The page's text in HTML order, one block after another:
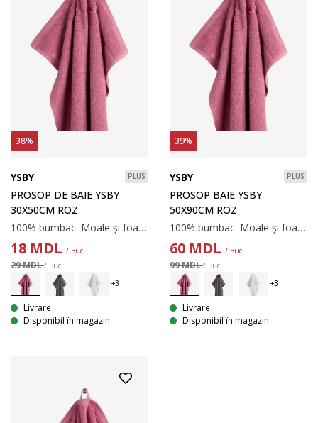
38%
YSBY PLUS
PROSOP DE BAIE YSBY
30X50CM ROZ
100% bumbac. Moale și foarte absorbant. 450 g/m². 30x50 cm
18 MDL / Buc
29 MDL/ Buc
Livrare
Disponibil în magazin
39%
YSBY PLUS
PROSOP BAIE YSBY
50X90CM ROZ
100% bumbac. Moale și foarte absorbant. 450 g/m². 50х90cm
60 MDL / Buc
99 MDL/ Buc
Livrare
Disponibil în magazin